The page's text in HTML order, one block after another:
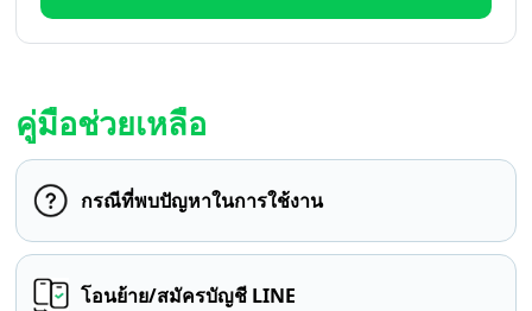
คู่มือช่วยเหลือ
กรณีที่พบปัญหาในการใช้งาน
โอนย้าย/สมัครบัญชี LINE